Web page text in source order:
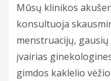
Mūsų klinikos
konsultuoja
menstruacijų,
įvairias
gimdos kaklelio